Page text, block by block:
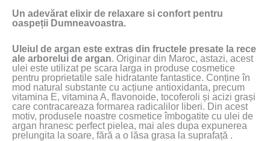
Un adevărat elixir de relaxare si confort pentru
oaspeții Dumneavoastra.
Uleiul de argan este extras din fructele presate la rece
ale arborelui de argan. Originar din Maroc, astazi, acest
ulei este utilizat pe scara larga in produse cosmetice
pentru proprietatile sale hidratante fantastice. Conține în
mod natural substante cu acțiune antioxidanta, precum
vitamina E, vitamina A, flavonoide, tocoferoli și acizi grași
care contracareaza formarea radicalilor liberi. Din acest
motiv, produsele noastre cosmetice îmbogatite cu ulei de
argan hranesc perfect pielea, mai ales dupa expunerea
prelungita la soare, fără a o lăsa grasa la suprafață .